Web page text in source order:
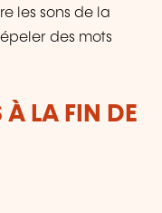
les sons de la
des mots
À LA FIN DE